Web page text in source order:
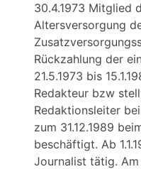
30.4.1973 Mitglied
Altersversorgung
Rückzahlung der
21.5.1973 bis
Redakteur bzw
Redaktionsleiter
zum 31.12.1989
beschäftigt. Ab
Journalist tätig. Am